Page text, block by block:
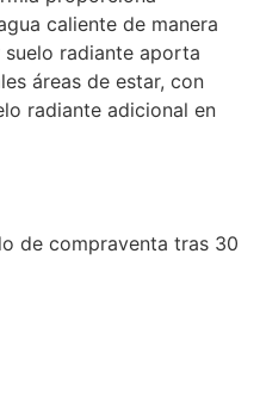
caliente de manera
radiante aporta
áreas de estar, con
radiante adicional en
de compraventa tras 30